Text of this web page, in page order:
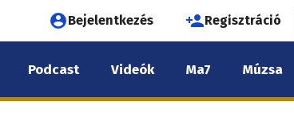
Felhasználói
fiók
menüje
Bejelentkezés Regisztráció
Podcast Videók Ma7 Múzsa